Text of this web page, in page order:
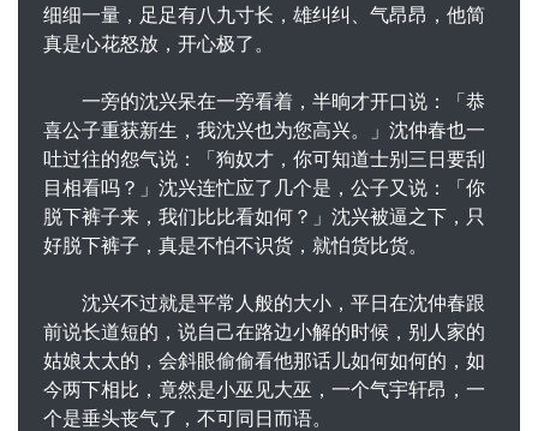
细细一量，足足有八九寸长，雄纠纠、气昂昂，他简
真是心花怒放，开心极了。
一旁的沈兴呆在一旁看着，半晌才开口说：「恭
喜公子重获新生，我沈兴也为您高兴。」沈仲春也一
吐过往的怨气说：「狗奴才，你可知道士别三日要刮
目相看吗？」沈兴连忙应了几个是，公子又说：「你
脱下裤子来，我们比比看如何？」沈兴被逼之下，只
好脱下裤子，真是不怕不识货，就怕货比货。
沈兴不过就是平常人般的大小，平日在沈仲春跟
前说长道短的，说自己在路边小解的时候，别人家的
姑娘太太的，会斜眼偷偷看他那话儿如何如何的，如
今两下相比，竟然是小巫见大巫，一个气宇轩昂，一
个是垂头丧气了，不可同日而语。